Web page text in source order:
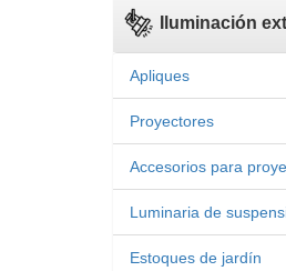
Iluminación
Apliques
Proyectores
Accesorios para
Luminaria de
Estoques de jardín